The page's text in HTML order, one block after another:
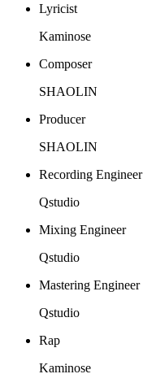
Lyricist
Kaminose
Composer
SHAOLIN
Producer
SHAOLIN
Recording Engineer
Qstudio
Mixing Engineer
Qstudio
Mastering Engineer
Qstudio
Rap
Kaminose